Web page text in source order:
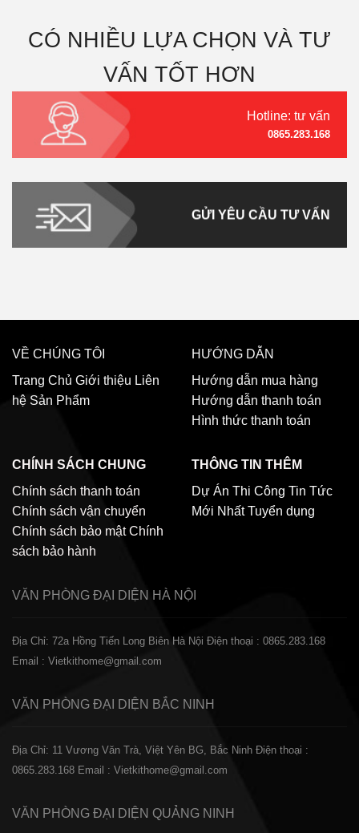
CÓ NHIỀU LỰA CHỌN VÀ TƯ
VẤN TỐT HƠN
Hotline: tư vấn
0865.283.168
GỬI YÊU CẦU TƯ VẤN
VỀ CHÚNG TÔI
Trang Chủ Giới thiệu Liên
hệ Sản Phẩm
HƯỚNG DẪN
Hướng dẫn mua hàng
Hướng dẫn thanh toán
Hình thức thanh toán
CHÍNH SÁCH CHUNG
Chính sách thanh toán
Chính sách vận chuyển
Chính sách bảo mật Chính
sách bảo hành
THÔNG TIN THÊM
Dự Án Thi Công Tin Tức
Mới Nhất Tuyển dụng
VĂN PHÒNG ĐẠI DIỆN HÀ NỘI
Địa Chỉ: 72a Hồng Tiến Long Biên Hà Nội Điện thoại : 0865.283.168
Email : Vietkithome@gmail.com
VĂN PHÒNG ĐẠI DIỆN BẮC NINH
Địa Chỉ: 11 Vương Văn Trà, Việt Yên BG, Bắc Ninh Điện thoại :
0865.283.168 Email : Vietkithome@gmail.com
VĂN PHÒNG ĐẠI DIỆN QUẢNG NINH